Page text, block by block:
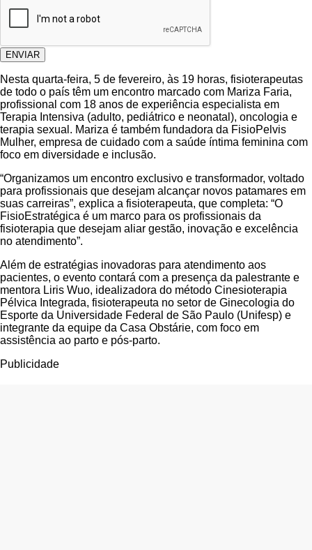
ENVIAR
Nesta quarta-feira, 5 de fevereiro, às 19 horas, fisioterapeutas
de todo o país têm um encontro marcado com Mariza Faria,
profissional com 18 anos de experiência especialista em
Terapia Intensiva (adulto, pediátrico e neonatal), oncologia e
terapia sexual. Mariza é também fundadora da FisioPelvis
Mulher, empresa de cuidado com a saúde íntima feminina com
foco em diversidade e inclusão.
“Organizamos um encontro exclusivo e transformador, voltado
para profissionais que desejam alcançar novos patamares em
suas carreiras”, explica a fisioterapeuta, que completa: “O
FisioEstratégica é um marco para os profissionais da
fisioterapia que desejam aliar gestão, inovação e excelência
no atendimento”.
Além de estratégias inovadoras para atendimento aos
pacientes, o evento contará com a presença da palestrante e
mentora Liris Wuo, idealizadora do método Cinesioterapia
Pélvica Integrada, fisioterapeuta no setor de Ginecologia do
Esporte da Universidade Federal de São Paulo (Unifesp) e
integrante da equipe da Casa Obstárie, com foco em
assistência ao parto e pós-parto.
Publicidade